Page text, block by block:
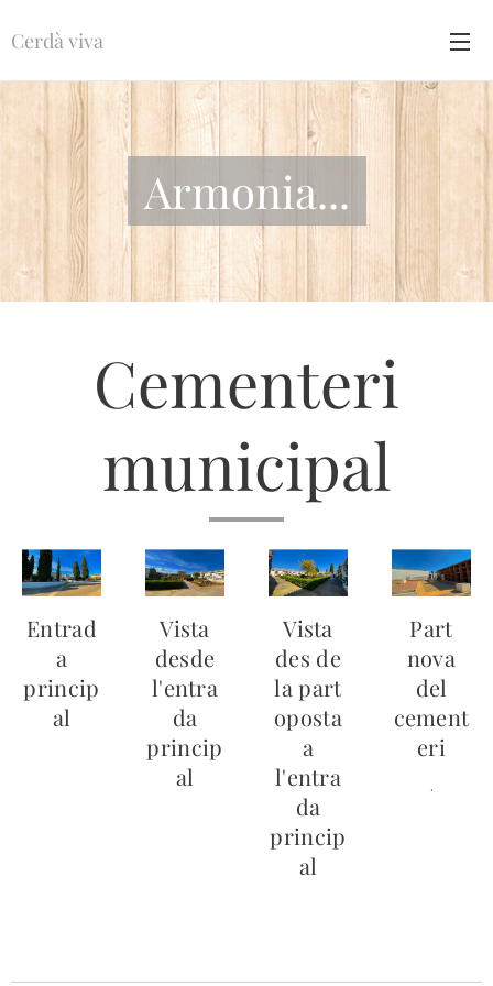
Cerdà viva
Armonia...
Cementeri
municipal
Entrad
a
princip
al
Vista
desde
l'entra
da
princip
al
Vista
des de
la part
oposta
a
l'entra
da
princip
al
Part
nova
del
cement
eri
.